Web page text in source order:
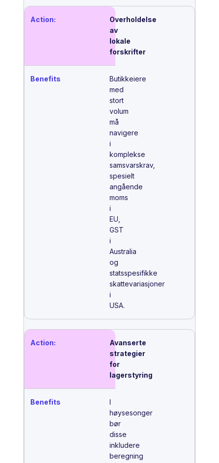
Overholdelse
av
lokale
forskrifter
Butikkeiere
med
stort
volum
må
navigere
i
komplekse
samsvarskrav,
spesielt
angående
moms
i
EU,
GST
i
Australia
og
statsspesifikke
skattevariasjoner
i
USA.
Avanserte
strategier
for
lagerstyring
I
høysesonger
bør
disse
inkludere
beregning